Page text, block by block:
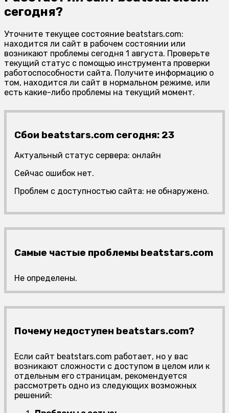
сегодня?
Уточните текущее состояние beatstars.com:
находится ли сайт в рабочем состоянии или
возникают проблемы сегодня 1 августа. Проверьте
текущий статус с помощью инструмента проверки
работоспособности сайта. Получите информацию о
том, находится ли сайт в нормальном режиме, или
есть какие-либо проблемы на текущий момент.
Сбои beatstars.com сегодня: 23
Актуальный статус сервера: онлайн
Сейчас ошибок нет.
Проблем с доступностью сайта: не обнаружено.
Самые частые проблемы beatstars.com
Не определены.
Почему недоступен beatstars.com?
Если сайт beatstars.com работает, но у вас
возникают сложности с доступом в целом или к
отдельным его страницам, рекомендуется
рассмотреть одно из следующих возможных
решений: